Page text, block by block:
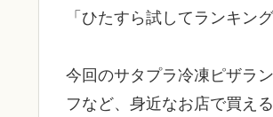
「ひたすら試してランキン
今回のサタプラ冷凍ピザラ
フなど、身近なお店で買え